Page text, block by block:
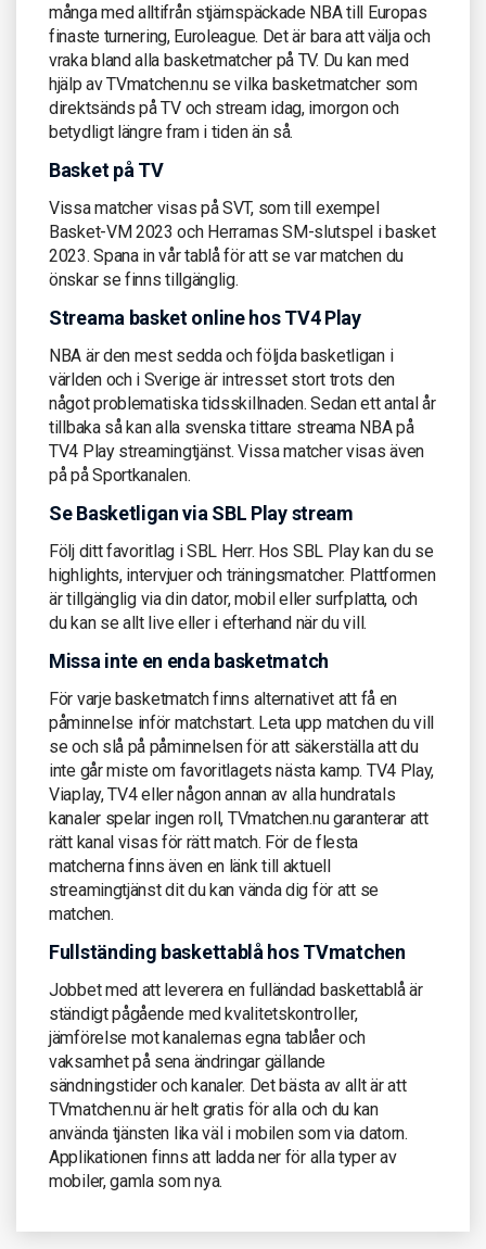
många med alltifrån stjärnspäckade NBA till Europas
finaste turnering, Euroleague. Det är bara att välja och
vraka bland alla basketmatcher på TV. Du kan med
hjälp av TVmatchen.nu se vilka basketmatcher som
direktsänds på TV och stream idag, imorgon och
betydligt längre fram i tiden än så.
Basket på TV
Vissa matcher visas på SVT, som till exempel
Basket-VM 2023 och Herrarnas SM-slutspel i basket
2023. Spana in vår tablå för att se var matchen du
önskar se finns tillgänglig.
Streama basket online hos TV4 Play
NBA är den mest sedda och följda basketligan i
världen och i Sverige är intresset stort trots den
något problematiska tidsskillnaden. Sedan ett antal år
tillbaka så kan alla svenska tittare streama NBA på
TV4 Play streamingtjänst. Vissa matcher visas även
på på Sportkanalen.
Se Basketligan via SBL Play stream
Följ ditt favoritlag i SBL Herr. Hos SBL Play kan du se
highlights, intervjuer och träningsmatcher. Plattformen
är tillgänglig via din dator, mobil eller surfplatta, och
du kan se allt live eller i efterhand när du vill.
Missa inte en enda basketmatch
För varje basketmatch finns alternativet att få en
påminnelse inför matchstart. Leta upp matchen du vill
se och slå på påminnelsen för att säkerställa att du
inte går miste om favoritlagets nästa kamp. TV4 Play,
Viaplay, TV4 eller någon annan av alla hundratals
kanaler spelar ingen roll, TVmatchen.nu garanterar att
rätt kanal visas för rätt match. För de flesta
matcherna finns även en länk till aktuell
streamingtjänst dit du kan vända dig för att se
matchen.
Fullständing baskettablå hos TVmatchen
Jobbet med att leverera en fulländad baskettablå är
ständigt pågående med kvalitetskontroller,
jämförelse mot kanalernas egna tablåer och
vaksamhet på sena ändringar gällande
sändningstider och kanaler. Det bästa av allt är att
TVmatchen.nu är helt gratis för alla och du kan
använda tjänsten lika väl i mobilen som via datorn.
Applikationen finns att ladda ner för alla typer av
mobiler, gamla som nya.